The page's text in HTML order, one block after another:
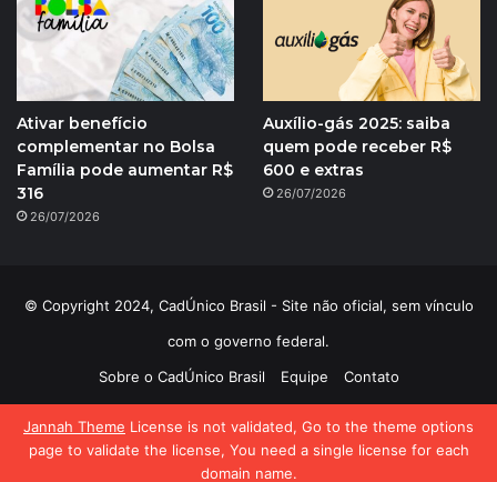
Jannah Theme License is not validated, Go to the theme options
page to validate the license, You need a single license for each
domain name.
Ativar benefício
complementar no Bolsa
Família pode aumentar R$
316
26/07/2026
Auxílio-gás 2025: saiba
quem pode receber R$
600 e extras
26/07/2026
© Copyright 2024, CadÚnico Brasil - Site não oficial, sem vínculo
com o governo federal.
Sobre o CadÚnico Brasil
Equipe
Contato